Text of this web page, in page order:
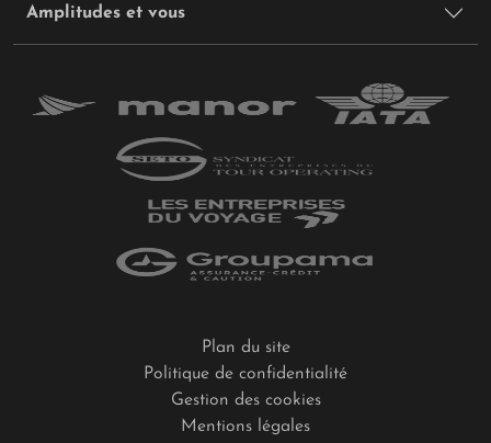
Amplitudes et vous
Plan du site
Politique de confidentialité
Gestion des cookies
Mentions légales